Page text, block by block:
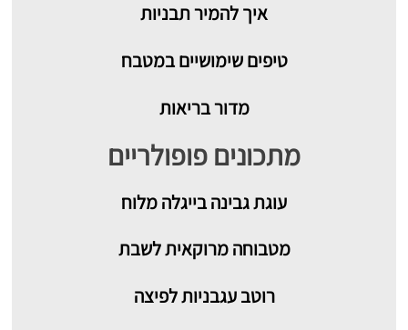
איך להמיר תבניות
טיפים שימושיים במטבח
מדור בריאות
מתכונים פופולריים
עוגת גבינה בייגלה מלוח
מטבוחה מרוקאית לשבת
רוטב עגבניות לפיצה